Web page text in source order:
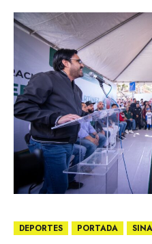
DEPORTES PORTADA